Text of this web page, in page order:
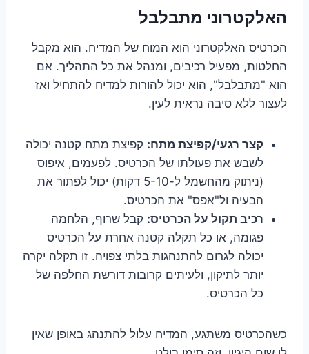
האלקטרוני מתבלבל
הכרטיס האלקטרוני הוא המוח של המדיח. הוא מקבל
החלטות, מפעיל רכיבים, ומנהל את כל התהליך. אם
הוא "מתבלבל", הוא יכול להורות למדיח להתחיל ואז
לעצור ללא סיבה נראית לעין.
קצר רגעי/קפיצת מתח: קפיצת מתח קטנה יכולה
לשבש את פעולתו של הכרטיס. לפעמים, איפוס
(ניתוק מהחשמל ל-5-10 דקות) יכול לפתור את
הבעיה ול"אפס" את הכרטיס.
רכיב תקול על הכרטיס: קבל שרוף, הלחמה
פגומה, או כל תקלה קטנה אחרת על הכרטיס
יכולה לגרום להתנהגות בלתי צפויה. זו תקלה יקרה
יותר לתיקון, ולעיתים קרובות דורשת החלפה של
כל הכרטיס.
כשהכרטיס משתגע, המדיח עלול להתנהג באופן שאין